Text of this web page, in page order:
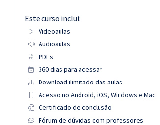
Este curso inclui:
Videoaulas
Audioaulas
PDFs
360 dias para acessar
Download ilimitado das aulas
Acesso no Android, iOS, Windows e Mac
Certificado de conclusão
Fórum de dúvidas com professores